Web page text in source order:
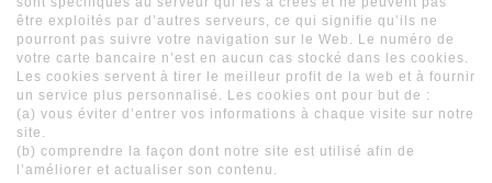
être exploités par d’autres serveurs, ce qui signifie qu’ils ne
pourront pas suivre votre navigation sur le Web. Le numéro de
votre carte bancaire n’est en aucun cas stocké dans les cookies.
Les cookies servent à tirer le meilleur profit de la web et à fournir
un service plus personnalisé. Les cookies ont pour but de :
(a) vous éviter d’entrer vos informations à chaque visite sur notre
site.
(b) comprendre la façon dont notre site est utilisé afin de
l’améliorer et actualiser son contenu.